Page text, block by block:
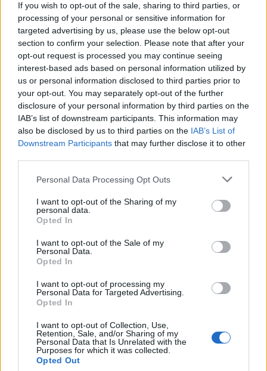
If you wish to opt-out of the sale, sharing to third parties, or
processing of your personal or sensitive information for
targeted advertising by us, please use the below opt-out
section to confirm your selection. Please note that after your
opt-out request is processed you may continue seeing
interest-based ads based on personal information utilized by
us or personal information disclosed to third parties prior to
your opt-out. You may separately opt-out of the further
disclosure of your personal information by third parties on the
IAB’s list of downstream participants. This information may
also be disclosed by us to third parties on the IAB’s List of
Downstream Participants that may further disclose it to other
Personal Data Processing Opt Outs
I want to opt-out of the Sharing of my
personal data.
Opted In
I want to opt-out of the Sale of my
Personal Data.
Opted In
I want to opt-out of processing my
Personal Data for Targeted Advertising.
Opted In
I want to opt-out of Collection, Use,
Retention, Sale, and/or Sharing of my
Personal Data that Is Unrelated with the
Purposes for which it was collected.
Opted Out
Van Bommel begint bij België met achterstand:
niet tactisch, maar taalkundig
Transferclausule Joey Veerman uitgelegd: voor
dit bedrag kan PSV'er vertrekken
Dit ziet de Belgische voetbalbond in Mark van
Bommel als nieuwe bondscoach
Nieuw spoor voor PSV: Kostic duikt op als
Italiaanse media: Perisic wacht op telefoontje
van Internazionale
kapt interview abrupt af
Wanneer is de loting voor de Champions
tegenstanders
PSV
Ajax en PSV strijden om Braziliaans talent met
afkoopclausule van 80 miljoen